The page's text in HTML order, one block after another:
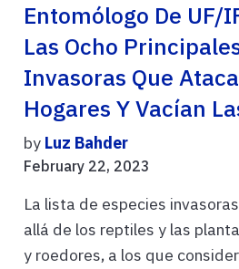
Entomólogo De UF/
Las Ocho
Invasoras Que
Hogares Y Vacían
by Luz Bahder
February 22, 2023
La lista de especies
allá de los reptiles y las
y roedores, a los que